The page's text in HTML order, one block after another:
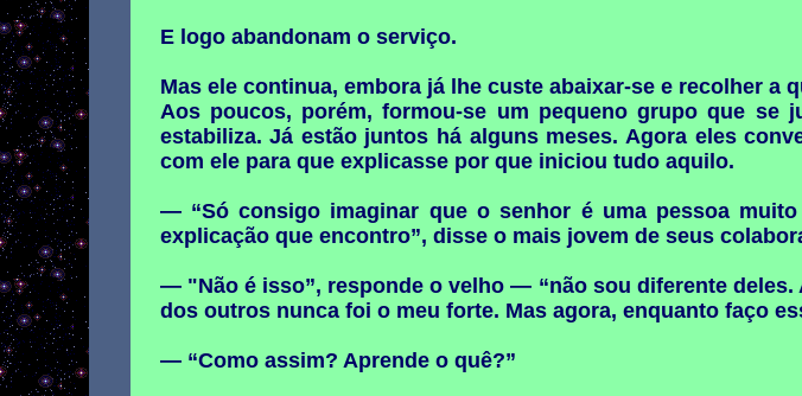
E logo abandonam o serviço.
Mas ele continua, embora já lhe custe abaixar-se e recolher a
Aos poucos, porém, formou-se um pequeno grupo que se
estabiliza. Já estão juntos há alguns meses. Agora eles
com ele para que explicasse por que iniciou tudo aquilo.
— “Só consigo imaginar que o senhor é uma pessoa
explicação que encontro”, disse o mais jovem de seus
— "Não é isso”, responde o velho — “não sou diferente
dos outros nunca foi o meu forte. Mas agora, enquanto faço
— “Como assim? Aprende o quê?”